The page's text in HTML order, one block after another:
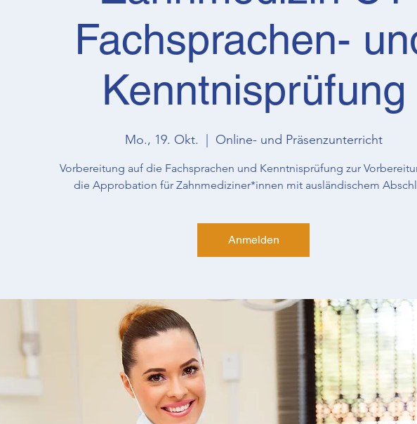
Fachsprachen-
Kenntnisprüfung
Mo., 19. Okt. Online- und Präsenzunterricht
Vorbereitung auf die Fachsprachen und Kenntnisprüfung zur
die Approbation für Zahnmediziner*innen mit ausländischem
Anmelden